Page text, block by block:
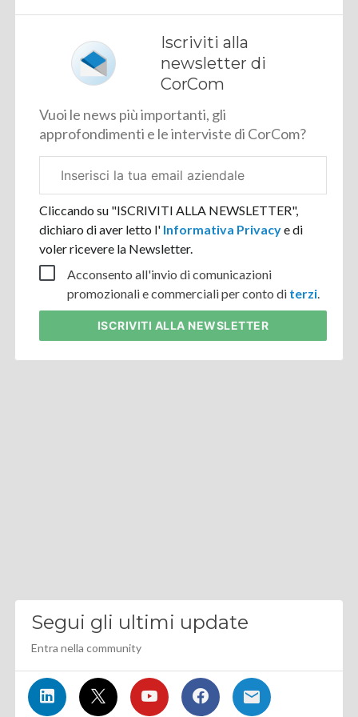
Iscriviti alla
newsletter di
CorCom
Vuoi le news più importanti, gli
approfondimenti e le interviste di CorCom?
aziendale
Cliccando su "ISCRIVITI ALLA NEWSLETTER",
dichiaro di aver letto l' Informativa Privacye di
voler ricevere la Newsletter.
Acconsento all'invio di comunicazioni
promozionali e commerciali per conto di terzi.
ISCRIVITI ALLA NEWSLETTER
Segui gli ultimi update
Entra nella community